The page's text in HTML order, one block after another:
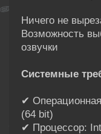
Ничего не
Возможность
озвучки
Системные
✔
(64 bit)
✔ Процессор: